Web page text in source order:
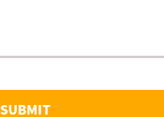
SUBMIT